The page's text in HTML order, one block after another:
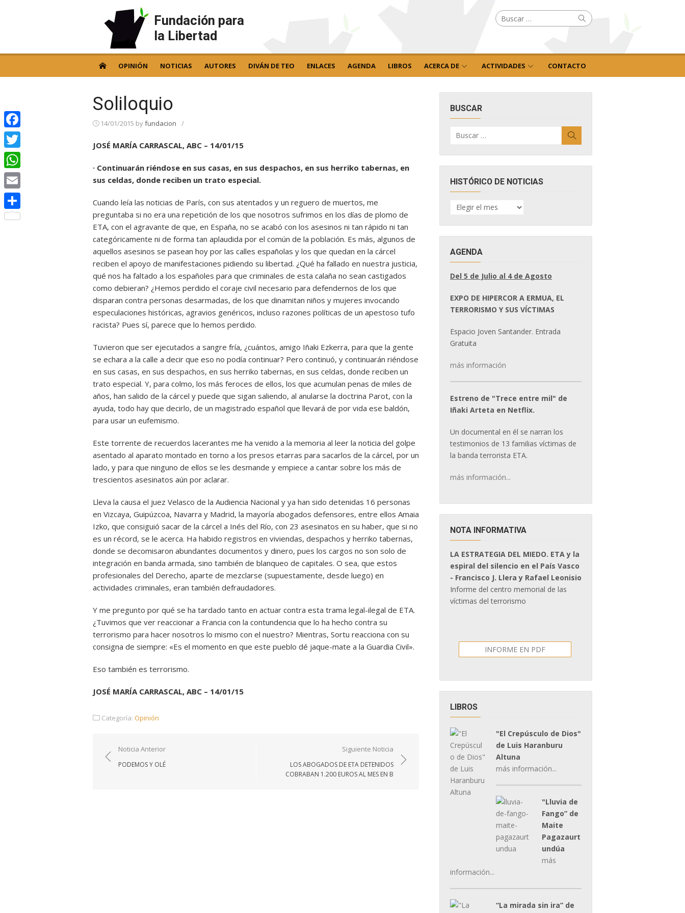
Fundación para
la Libertad
Buscar
por: Buscar
OPINIÓN NOTICIAS AUTORES DIVÁN DE TEO ENLACES AGENDA LIBROS ACERCA DE ACTIVIDADES CONTACTO
Soliloquio
14/01/2015 byfundacion /
JOSÉ MARÍA CARRASCAL, ABC – 14/01/15
· Continuarán riéndose en sus casas, en sus despachos, en sus herriko tabernas, en
sus celdas, donde reciben un trato especial.
Cuando leía las noticias de París, con sus atentados y un reguero de muertos, me
preguntaba si no era una repetición de los que nosotros sufrimos en los días de plomo de
ETA, con el agravante de que, en España, no se acabó con los asesinos ni tan rápido ni tan
categóricamente ni de forma tan aplaudida por el común de la población. Es más, algunos de
aquellos asesinos se pasean hoy por las calles españolas y los que quedan en la cárcel
reciben el apoyo de manifestaciones pidiendo su libertad. ¿Qué ha fallado en nuestra justicia,
qué nos ha faltado a los españoles para que criminales de esta calaña no sean castigados
como debieran? ¿Hemos perdido el coraje civil necesario para defendernos de los que
disparan contra personas desarmadas, de los que dinamitan niños y mujeres invocando
especulaciones históricas, agravios genéricos, incluso razones políticas de un apestoso tufo
racista? Pues sí, parece que lo hemos perdido.
Tuvieron que ser ejecutados a sangre fría, ¿cuántos, amigo Iñaki Ezkerra, para que la gente
se echara a la calle a decir que eso no podía continuar? Pero continuó, y continuarán riéndose
en sus casas, en sus despachos, en sus herriko tabernas, en sus celdas, donde reciben un
trato especial. Y, para colmo, los más feroces de ellos, los que acumulan penas de miles de
años, han salido de la cárcel y puede que sigan saliendo, al anularse la doctrina Parot, con la
ayuda, todo hay que decirlo, de un magistrado español que llevará de por vida ese baldón,
para usar un eufemismo.
Este torrente de recuerdos lacerantes me ha venido a la memoria al leer la noticia del golpe
asentado al aparato montado en torno a los presos etarras para sacarlos de la cárcel, por un
lado, y para que ninguno de ellos se les desmande y empiece a cantar sobre los más de
trescientos asesinatos aún por aclarar.
Lleva la causa el juez Velasco de la Audiencia Nacional y ya han sido detenidas 16 personas
en Vizcaya, Guipúzcoa, Navarra y Madrid, la mayoría abogados defensores, entre ellos Amaia
Izko, que consiguió sacar de la cárcel a Inés del Río, con 23 asesinatos en su haber, que si no
es un récord, se le acerca. Ha habido registros en viviendas, despachos y herriko tabernas,
donde se decomisaron abundantes documentos y dinero, pues los cargos no son solo de
integración en banda armada, sino también de blanqueo de capitales. O sea, que estos
profesionales del Derecho, aparte de mezclarse (supuestamente, desde luego) en
actividades criminales, eran también defraudadores.
Y me pregunto por qué se ha tardado tanto en actuar contra esta trama legal-ilegal de ETA.
¿Tuvimos que ver reaccionar a Francia con la contundencia que lo ha hecho contra su
terrorismo para hacer nosotros lo mismo con el nuestro? Mientras, Sortu reacciona con su
consigna de siempre: «Es el momento en que este pueblo dé jaque-mate a la Guardia Civil».
Eso también es terrorismo.
JOSÉ MARÍA CARRASCAL, ABC – 14/01/15
Categoría: Opinión
Navegación
de
Noticia Anterior
PODEMOS Y OLÉ
Siguiente Noticia
LOS ABOGADOS DE ETA DETENIDOS
COBRABAN 1.200 EUROS AL MES EN B
BUSCAR
por:
HISTÓRICO DE NOTICIAS
HISTÓRICO
DE
AGENDA
Del 5 de Julio al 4 de Agosto
EXPO DE HIPERCOR A ERMUA, EL
TERRORISMO Y SUS VÍCTIMAS
Espacio Joven Santander. Entrada
Gratuita
más información
Estreno de "Trece entre mil" de
Iñaki Arteta en Netflix.
Un documental en él se narran los
testimonios de 13 familias víctimas de
la banda terrorista ETA.
más información...
NOTA INFORMATIVA
LA ESTRATEGIA DEL MIEDO. ETA y la
espiral del silencio en el País Vasco
- Francisco J. Llera y Rafael Leonisio
Informe del centro memorial de las
víctimas del terrorismo
INFORME EN PDF
LIBROS
"El Crepúsculo de Dios"
de Luis Haranburu
Altuna
más información...
"Lluvia de
Fango” de
Maite
Pagazaurt
undúa
más
información...
“La mirada sin ira” de
Facebook
Twitter
WhatsApp
Email
Compartir